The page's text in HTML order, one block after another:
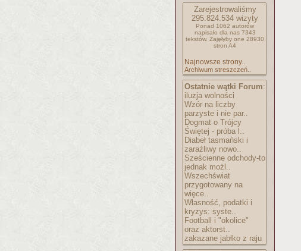
Zarejestrowaliśmy
295.824.534 wizyty
Ponad 1062 autorów
napisało dla nas 7343
tekstów. Zajęłyby one 28930
stron A4
Najnowsze strony..
Archiwum streszczeń..
Ostatnie wątki Forum:
iluzja wolności
Wzór na liczby
parzyste i nie par..
Dogmat o Trójcy
Świętej - próba l..
Diabeł tasmański i
zaraźliwy nowo..
Sześcienne odchody-to
jednak możl..
Wszechświat
przygotowany na
więce..
Własność, podatki i
kryzys: syste..
Football i "okolice"
oraz aktorst..
zakazane jabłko z raju